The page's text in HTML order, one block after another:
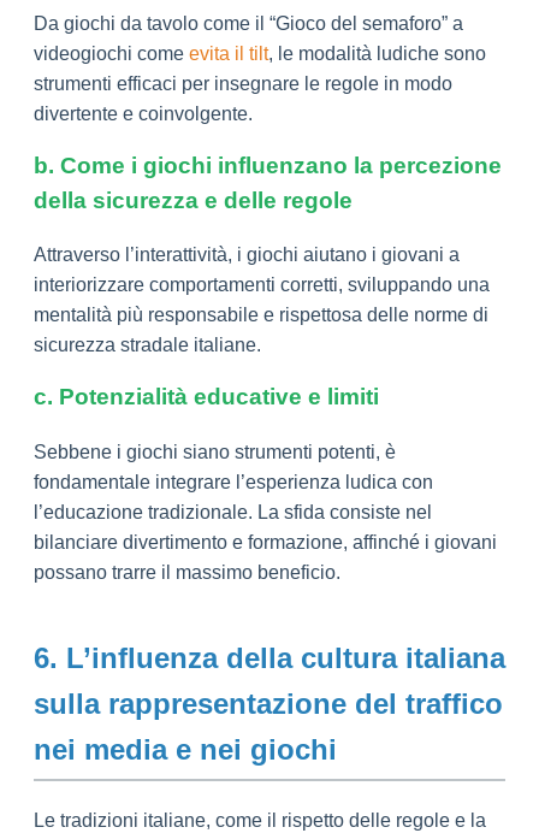
Da giochi da tavolo come il “Gioco del semaforo” a
videogiochi come evita il tilt, le modalità ludiche sono
strumenti efficaci per insegnare le regole in modo
divertente e coinvolgente.
b. Come i giochi influenzano la percezione
della sicurezza e delle regole
Attraverso l’interattività, i giochi aiutano i giovani a
interiorizzare comportamenti corretti, sviluppando una
mentalità più responsabile e rispettosa delle norme di
sicurezza stradale italiane.
c. Potenzialità educative e limiti
Sebbene i giochi siano strumenti potenti, è
fondamentale integrare l’esperienza ludica con
l’educazione tradizionale. La sfida consiste nel
bilanciare divertimento e formazione, affinché i giovani
possano trarre il massimo beneficio.
6. L’influenza della cultura italiana
sulla rappresentazione del traffico
nei media e nei giochi
Le tradizioni italiane, come il rispetto delle regole e la